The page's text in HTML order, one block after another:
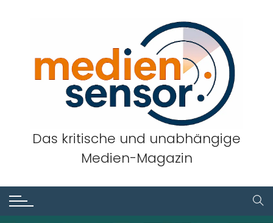
Das kritische und unabhängige
Medien-Magazin